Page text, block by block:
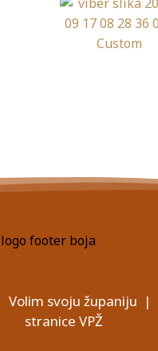
Volim svoju županiju |
stranice VPŽ